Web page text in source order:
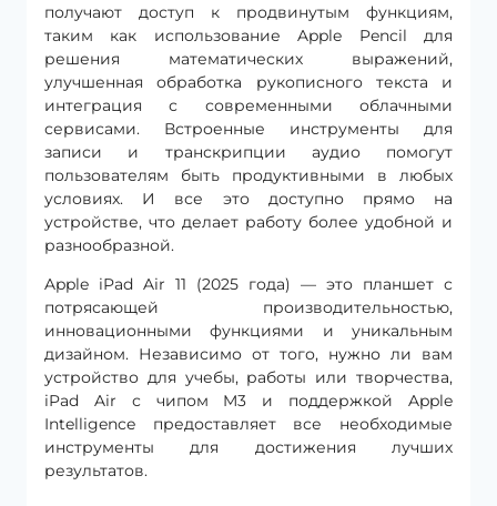
получают доступ к продвинутым функциям,
таким как использование Apple Pencil для
решения математических выражений,
улучшенная обработка рукописного текста и
интеграция с современными облачными
сервисами. Встроенные инструменты для
записи и транскрипции аудио помогут
пользователям быть продуктивными в любых
условиях. И все это доступно прямо на
устройстве, что делает работу более удобной и
разнообразной.
Apple iPad Air 11 (2025 года) — это планшет с
потрясающей производительностью,
инновационными функциями и уникальным
дизайном. Независимо от того, нужно ли вам
устройство для учебы, работы или творчества,
iPad Air с чипом M3 и поддержкой Apple
Intelligence предоставляет все необходимые
инструменты для достижения лучших
результатов.